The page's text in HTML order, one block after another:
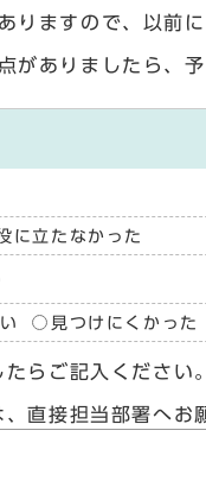
りますので、以前
がありましたら、
に立たなかった
見つけにくかった
らご記入ください。
、直接担当部署へ